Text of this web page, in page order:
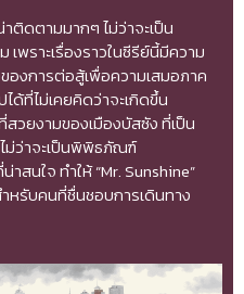
าติดตามมากๆ ไม่ว่าจะเป็น
พราะเรื่องราวในซีรีย์นี้มีความ
องการต่อสู้เพื่อความเสมอภาค
ด้ที่ไม่เคยคิดว่าจะเกิดขึ้น
ยงามของเมืองบัสซัง ที่เป็น
ม่ว่าจะเป็นพิพิธภัณฑ์
สนใจ ทำให้ “Mr. Sunshine”
หรับคนที่ชื่นชอบการเดินทาง